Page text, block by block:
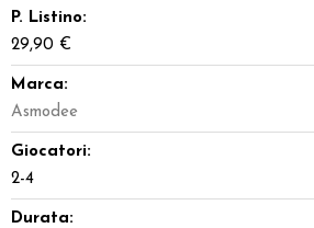
P. Listino:
29,90 €
Marca:
Asmodee
Giocatori:
2-4
Durata: